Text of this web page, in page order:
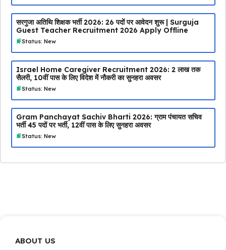
सरगुजा अतिथि शिक्षक भर्ती 2026: 26 पदों पर आवेदन शुरू | Surguja
Guest Teacher Recruitment 2026 Apply Offline
Status: New
Israel Home Caregiver Recruitment 2026: ₹2 लाख तक
सैलरी, 10वीं पास के लिए विदेश में नौकरी का सुनहरा अवसर
Status: New
Gram Panchayat Sachiv Bharti 2026: ग्राम पंचायत सचिव
भर्ती 45 पदों पर भर्ती, 12वीं पास के लिए सुनहरा अवसर
Status: New
ABOUT US